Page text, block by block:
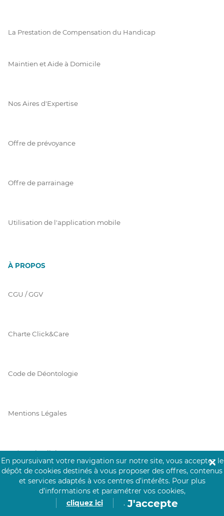
La Prestation de Compensation du Handicap
Maintien et Aide à Domicile
Nos Aires d'Expertise
Offre de prévoyance
Offre de parrainage
Utilisation de l'application mobile
À PROPOS
CGU / GGV
Charte Click&Care
Code de Déontologie
Mentions Légales
Prérequis Click&Care
Protection des Données
En poursuivant votre navigation sur notre site, vous acceptez le
dépôt de cookies destinés à vous proposer des offres, contenus
et services adaptés à vos centres d’intérêts. Pour plus
d’informations et paramétrer vos cookies,
cliquez ici
. J'accepte
✕